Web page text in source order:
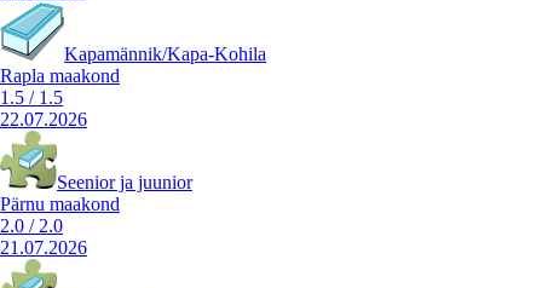
Kapamännik/Kapa-Kohila
Rapla maakond
1.5 / 1.5
22.07.2026
Seenior ja juunior
Pärnu maakond
2.0 / 2.0
21.07.2026